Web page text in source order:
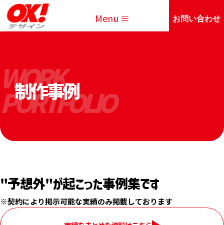
Menu お問い合わせ
制作事例
WORK
PORTFOLIO
"予想外"が起こった事例集です
※契約により掲示可能な実績のみ掲載しております